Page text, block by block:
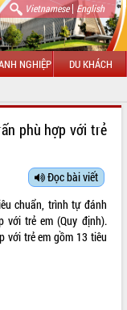
Vietnamese| English
NGHIỆP DU KHÁCH
phù hợp với trẻ
Đọc bài viết
chuẩn, trình tự đánh
với trẻ em (Quy định).
với trẻ em gồm 13 tiêu